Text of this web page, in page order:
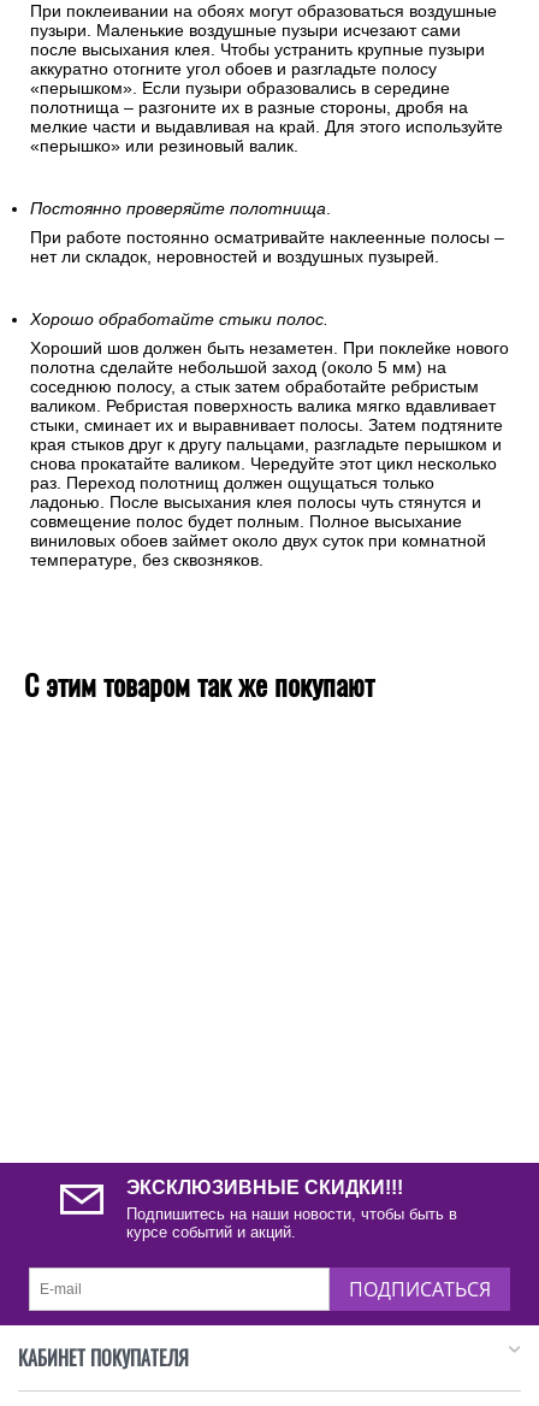
При поклеивании на обоях могут образоваться воздушные
пузыри. Маленькие воздушные пузыри исчезают сами
после высыхания клея. Чтобы устранить крупные пузыри
аккуратно отогните угол обоев и разгладьте полосу
«перышком». Если пузыри образовались в середине
полотнища – разгоните их в разные стороны, дробя на
мелкие части и выдавливая на край. Для этого используйте
«перышко» или резиновый валик.
Постоянно проверяйте полотнища.
При работе постоянно осматривайте наклеенные полосы –
нет ли складок, неровностей и воздушных пузырей.
Хорошо обработайте стыки полос.
Хороший шов должен быть незаметен. При поклейке нового
полотна сделайте небольшой заход (около 5 мм) на
соседнюю полосу, а стык затем обработайте ребристым
валиком. Ребристая поверхность валика мягко вдавливает
стыки, сминает их и выравнивает полосы. Затем подтяните
края стыков друг к другу пальцами, разгладьте перышком и
снова прокатайте валиком. Чередуйте этот цикл несколько
раз. Переход полотнищ должен ощущаться только
ладонью. После высыхания клея полосы чуть стянутся и
совмещение полос будет полным. Полное высыхание
виниловых обоев займет около двух суток при комнатной
температуре, без сквозняков.
С этим товаром так же покупают
ЭКСКЛЮЗИВНЫЕ СКИДКИ!!!
Подпишитесь на наши новости, чтобы быть в
курсе событий и акций.
ПОДПИСАТЬСЯ
КАБИНЕТ ПОКУПАТЕЛЯ